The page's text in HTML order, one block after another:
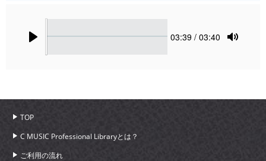
Current
03:39 / 03:40
TOP
C MUSIC Professional Libraryとは？
ご利用の流れ